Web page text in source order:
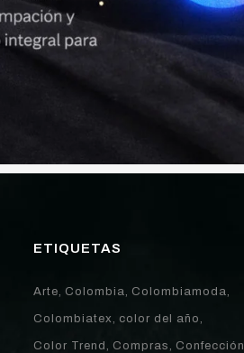
ETIQUETAS
Arte Colombia Colombiamoda
Colombiatex color del año
Color Trend Compras Confección